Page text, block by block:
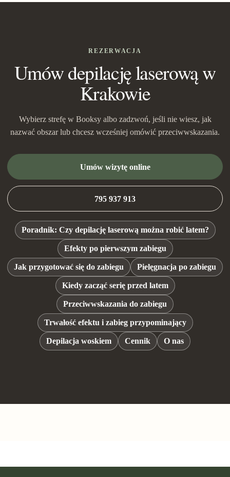
REZERWACJA
Umów depilację laserową w
Krakowie
Wybierz strefę w Booksy albo zadzwoń, jeśli nie wiesz, jak
nazwać obszar lub chcesz wcześniej omówić przeciwwskazania.
Umów wizytę online
795 937 913
Poradnik: Czy depilację laserową można robić latem?
Efekty po pierwszym zabiegu
Jak przygotować się do zabiegu Pielęgnacja po zabiegu
Kiedy zacząć serię przed latem
Przeciwwskazania do zabiegu
Trwałość efektu i zabieg przypominający
Depilacja woskiem Cennik O nas